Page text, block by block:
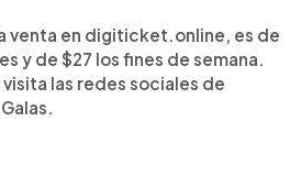
venta en digiticket.online, es de
y de $27 los fines de semana.
las redes sociales de